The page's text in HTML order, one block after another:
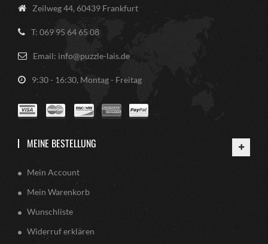
Zeilweg 44, 60439 Frankfurt
T: 069 95 64 65 08
Email: info@puzzle-lais.de
9:30 - 16:30, Montag - Freitag
MEINE BESTELLUNG
Mein Account
Mein Warenkorb
Wunschliste
Widerruf erklären